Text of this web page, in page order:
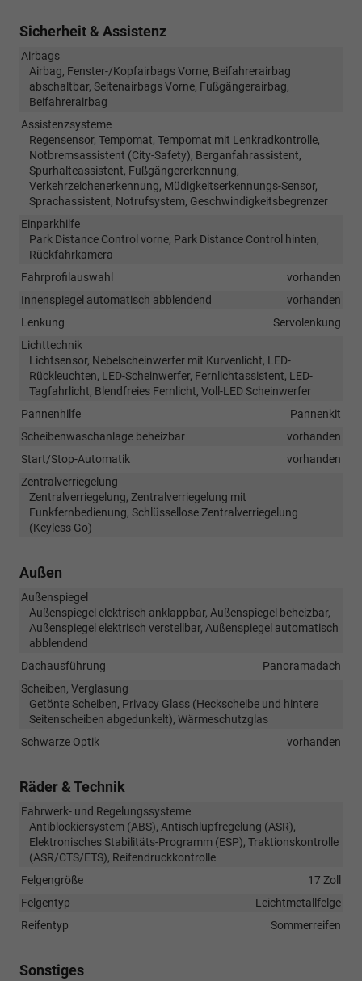
Sicherheit & Assistenz
Airbags
Airbag, Fenster-/Kopfairbags Vorne, Beifahrerairbag
abschaltbar, Seitenairbags Vorne, Fußgängerairbag,
Beifahrerairbag
Assistenzsysteme
Regensensor, Tempomat, Tempomat mit Lenkradkontrolle,
Notbremsassistent (City-Safety), Berganfahrassistent,
Spurhalteassistent, Fußgängererkennung,
Verkehrzeichenerkennung, Müdigkeitserkennungs-Sensor,
Sprachassistent, Notrufsystem, Geschwindigkeitsbegrenzer
Einparkhilfe
Park Distance Control vorne, Park Distance Control hinten,
Rückfahrkamera
Fahrprofilauswahl
vorhanden
Innenspiegel automatisch abblendend
vorhanden
Lenkung
Servolenkung
Lichttechnik
Lichtsensor, Nebelscheinwerfer mit Kurvenlicht, LED-
Rückleuchten, LED-Scheinwerfer, Fernlichtassistent, LED-
Tagfahrlicht, Blendfreies Fernlicht, Voll-LED Scheinwerfer
Pannenhilfe
Pannenkit
Scheibenwaschanlage beheizbar
vorhanden
Start/Stop-Automatik
vorhanden
Zentralverriegelung
Zentralverriegelung, Zentralverriegelung mit
Funkfernbedienung, Schlüssellose Zentralverriegelung
(Keyless Go)
Außen
Außenspiegel
Außenspiegel elektrisch anklappbar, Außenspiegel beheizbar,
Außenspiegel elektrisch verstellbar, Außenspiegel automatisch
abblendend
Dachausführung
Panoramadach
Scheiben, Verglasung
Getönte Scheiben, Privacy Glass (Heckscheibe und hintere
Seitenscheiben abgedunkelt), Wärmeschutzglas
Schwarze Optik
vorhanden
Räder & Technik
Fahrwerk- und Regelungssysteme
Antiblockiersystem (ABS), Antischlupfregelung (ASR),
Elektronisches Stabilitäts-Programm (ESP), Traktionskontrolle
(ASR/CTS/ETS), Reifendruckkontrolle
Felgengröße
17 Zoll
Felgentyp
Leichtmetallfelge
Reifentyp
Sommerreifen
Sonstiges